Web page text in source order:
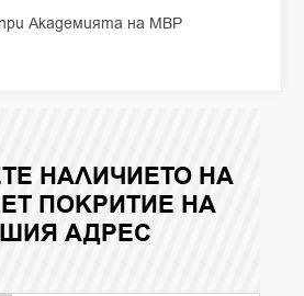
Академията на МВР
НАЛИЧИЕТО НА
ПОКРИТИЕ НА
АДРЕС